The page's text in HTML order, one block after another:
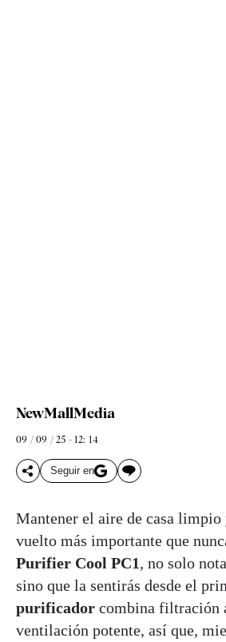
NewMallMedia
09 / 09 / 25 - 12: 14
Seguir en
Mantener el aire de casa limpio
vuelto más importante que
Purifier Cool PC1, no solo
sino que la sentirás desde el
purificador combina filtración
ventilación potente, así que,